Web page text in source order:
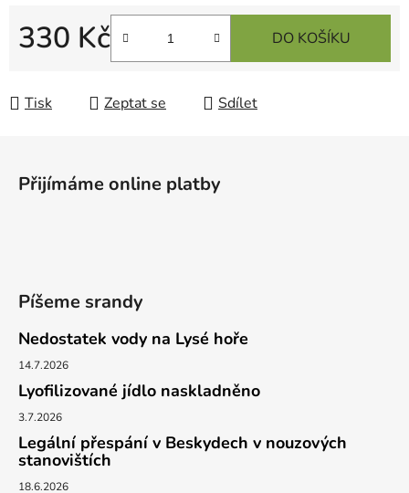
330 Kč DO KOŠÍKU
Tisk Zeptat se Sdílet
Přijímáme online platby
Píšeme srandy
Nedostatek vody na Lysé hoře
14.7.2026
Lyofilizované jídlo naskladněno
3.7.2026
Legální přespání v Beskydech v nouzových
stanovištích
18.6.2026